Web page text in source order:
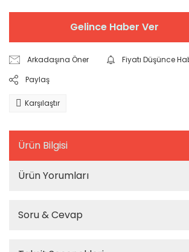
Gelince Haber Ver
Arkadaşına Öner
Fiyatı Düşünce
Paylaş
Karşılaştır
Ürün Bilgisi
Ürün Yorumları
Soru & Cevap